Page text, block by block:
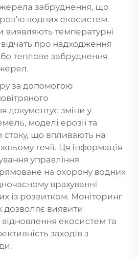
забруднення, що
водних екосистем.
виявляють температурні
про надходження
теплове забруднення
за допомогою
документує зміни у
моделі ерозії та
стоку, що впливають на
течії. Ця інформація
управління
на охорону водних
врахуванні
із розвитком. Моніторинг
дозволяє виявити
екосистем та
заходів з